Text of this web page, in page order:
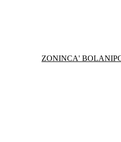
ZONINCA' BOLANI